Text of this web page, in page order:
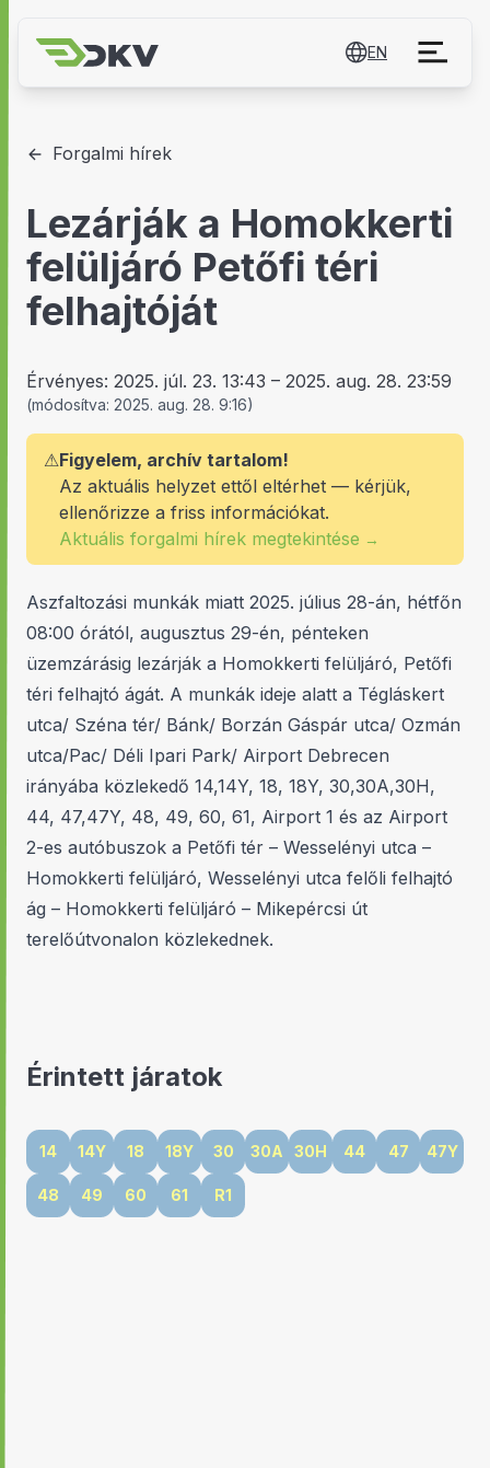
EN
Forgalmi hírek
Lezárják a Homokkerti
felüljáró Petőfi téri
felhajtóját
Érvényes: 2025. júl. 23. 13:43 – 2025. aug. 28. 23:59
(módosítva: 2025. aug. 28. 9:16)
⚠Figyelem, archív tartalom!
Az aktuális helyzet ettől eltérhet — kérjük,
ellenőrizze a friss információkat.
Aktuális forgalmi hírek megtekintése →
Aszfaltozási munkák miatt 2025. július 28-án, hétfőn
08:00 órától, augusztus 29-én, pénteken
üzemzárásig lezárják a Homokkerti felüljáró, Petőfi
téri felhajtó ágát. A munkák ideje alatt a Tégláskert
utca/ Széna tér/ Bánk/ Borzán Gáspár utca/ Ozmán
utca/Pac/ Déli Ipari Park/ Airport Debrecen
irányába közlekedő 14,14Y, 18, 18Y, 30,30A,30H,
44, 47,47Y, 48, 49, 60, 61, Airport 1 és az Airport
2-es autóbuszok a Petőfi tér – Wesselényi utca –
Homokkerti felüljáró, Wesselényi utca felőli felhajtó
ág – Homokkerti felüljáró – Mikepércsi út
terelőútvonalon közlekednek.
Érintett járatok
14 14Y 18 18Y 30 30A 30H 44 47 47Y
48 49 60 61 R1